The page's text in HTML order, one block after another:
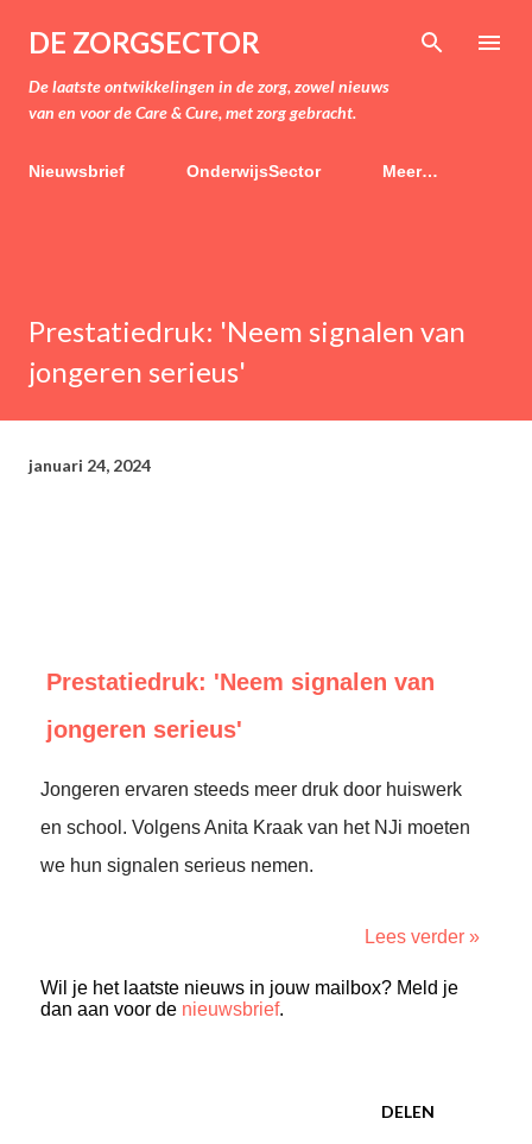
Doorgaan naar hoofdcontent
DE ZORGSECTOR
De laatste ontwikkelingen in de zorg, zowel nieuws
van en voor de Care & Cure, met zorg gebracht.
Nieuwsbrief OnderwijsSector Meer…
Prestatiedruk: 'Neem signalen van
jongeren serieus'
januari 24, 2024
Prestatiedruk: 'Neem signalen van
jongeren serieus'
Jongeren ervaren steeds meer druk door huiswerk
en school. Volgens Anita Kraak van het NJi moeten
we hun signalen serieus nemen.
Lees verder »
Wil je het laatste nieuws in jouw mailbox? Meld je
dan aan voor de nieuwsbrief.
DELEN